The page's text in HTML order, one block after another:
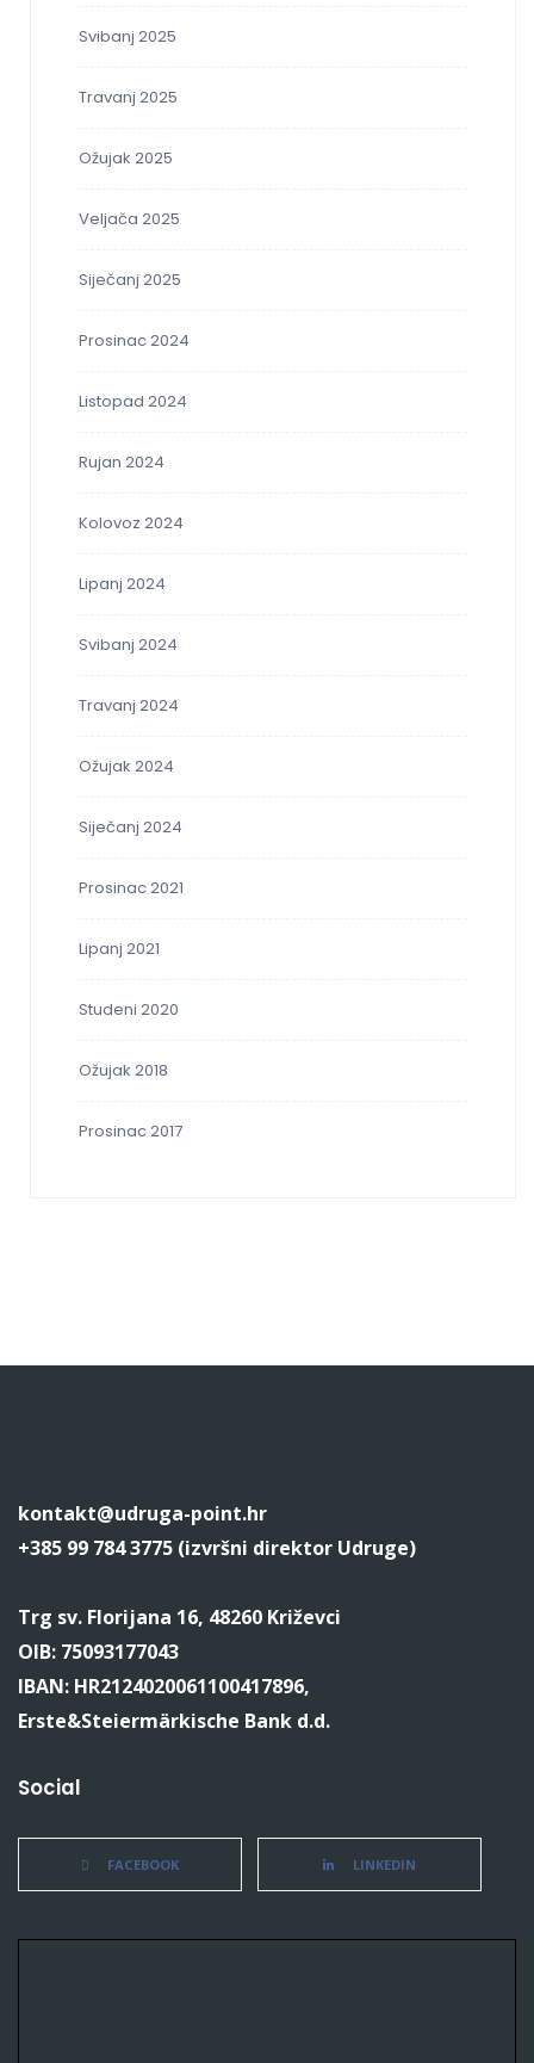
Svibanj 2025
Travanj 2025
Ožujak 2025
Veljača 2025
Siječanj 2025
Prosinac 2024
Listopad 2024
Rujan 2024
Kolovoz 2024
Lipanj 2024
Svibanj 2024
Travanj 2024
Ožujak 2024
Siječanj 2024
Prosinac 2021
Lipanj 2021
Studeni 2020
Ožujak 2018
Prosinac 2017
kontakt@udruga-point.hr
+385 99 784 3775 (izvršni direktor Udruge)
Trg sv. Florijana 16, 48260 Križevci
OIB: 75093177043
IBAN: HR2124020061100417896,
Erste&Steiermärkische Bank d.d.
Social
FACEBOOK LINKEDIN